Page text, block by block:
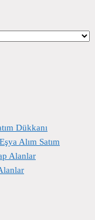
Dükkanı
Alım Satım
Alanlar